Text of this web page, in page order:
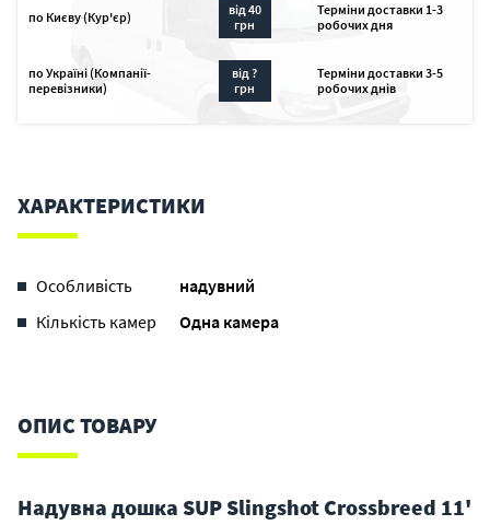
по Києву (Кур'єр)
від 40
грн
Терміни доставки 1-3
робочих дня
по Україні (Компанії-
перевізники)
від ?
грн
Терміни доставки 3-5
робочих днів
ХАРАКТЕРИСТИКИ
Особливість
надувний
Кількість камер
Одна камера
ОПИС ТОВАРУ
Надувна дошка SUP Slingshot Crossbreed 11'